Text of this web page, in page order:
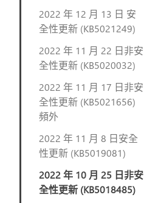
2022 年 12 月 13 日 安
全性更新 (KB5021249)
2022 年 11 月 22 日非安
全性更新 (KB5020032)
2022 年 11 月 17 日非安
全性更新 (KB5021656)
頻外
2022 年 11 月 8 日安全
性更新 (KB5019081)
2022 年 10 月 25 日非安
全性更新 (KB5018485)